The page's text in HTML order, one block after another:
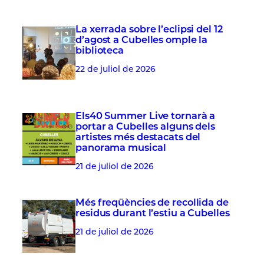
La xerrada sobre l’eclipsi del 12
d’agost a Cubelles omple la
biblioteca
22 de juliol de 2026
Els40 Summer Live tornarà a
portar a Cubelles alguns dels
artistes més destacats del
panorama musical
21 de juliol de 2026
Més freqüències de recollida de
residus durant l’estiu a Cubelles
21 de juliol de 2026